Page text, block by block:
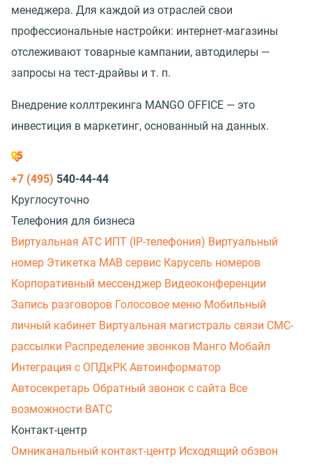
менеджера. Для каждой из отраслей свои
профессиональные настройки: интернет-магазины
отслеживают товарные кампании, автодилеры —
запросы на тест-драйвы и т. п.
Внедрение коллтрекинга MANGO OFFICE — это
инвестиция в маркетинг, основанный на данных.
+7 (495) 540-44-44
Круглосуточно
Телефония для бизнеса
Виртуальная АТС ИПТ (IP-телефония) Виртуальный
номер Этикетка МАВ сервис Карусель номеров
Корпоративный мессенджер Видеоконференции
Запись разговоров Голосовое меню Мобильный
личный кабинет Виртуальная магистраль связи СМС-
рассылки Распределение звонков Манго Мобайл
Интеграция с ОПДкРК Автоинформатор
Автосекретарь Обратный звонок с сайта Все
возможности ВАТС
Контакт-центр
Омниканальный контакт-центр Исходящий обзвон